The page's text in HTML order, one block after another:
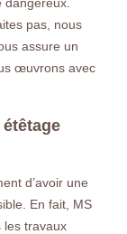
pas, nous
assure un
œuvrons avec
d’avoir une
En fait, MS
les travaux